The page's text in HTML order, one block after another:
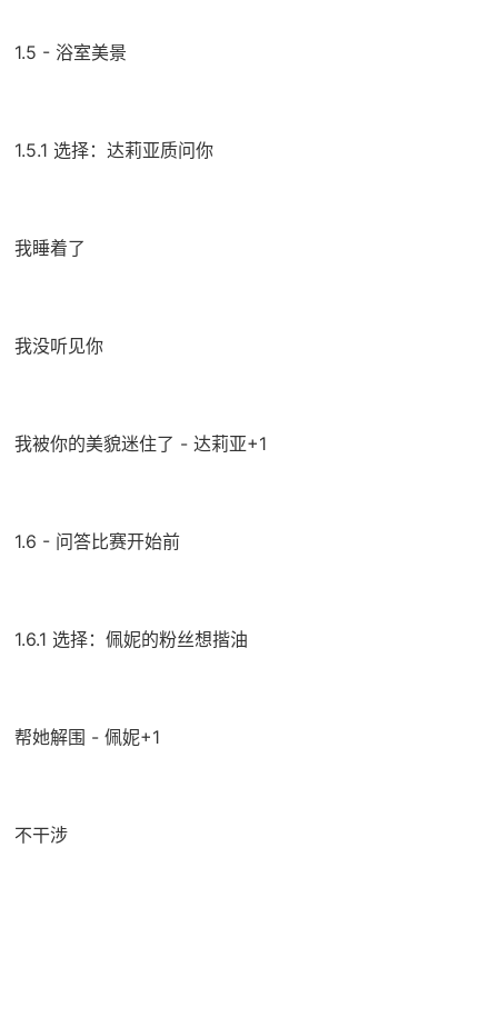
1.5 - 浴室美景
1.5.1 选择：达莉亚质问你
我睡着了
我没听见你
我被你的美貌迷住了 - 达莉亚+1
1.6 - 问答比赛开始前
1.6.1 选择：佩妮的粉丝想揩油
帮她解围 - 佩妮+1
不干涉